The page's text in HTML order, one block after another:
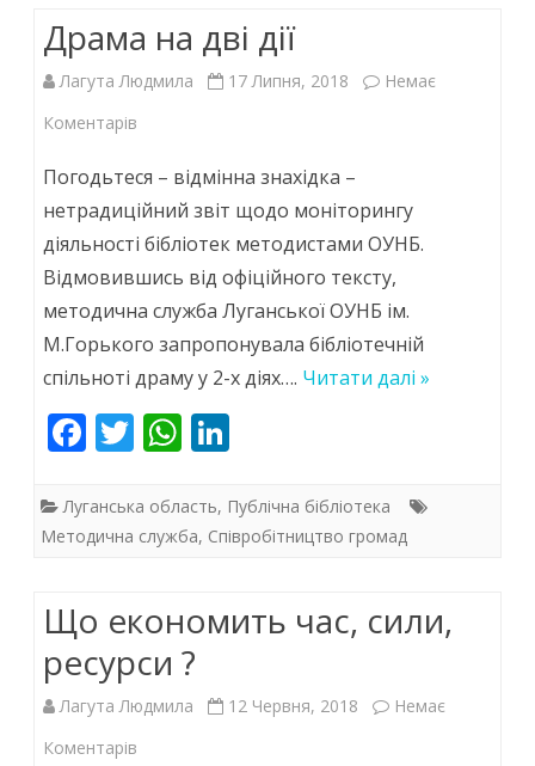
k p
Драма на дві дії
Лагута Людмила 17 Липня, 2018
Немає
Коментарів
на
дві
дії
Погодьтеся – відмінна знахідка –
нетрадиційний звіт щодо моніторингу
діяльності бібліотек методистами ОУНБ.
Відмовившись від офіційного тексту,
методична служба Луганської ОУНБ ім.
М.Горького запропонувала бібліотечній
спільноті драму у 2-х діях…. Читати далі »
F
e
b
o
k
T
itt
er
W
at
s
p
p
k
e
n
Луганська область, Публічна бібліотека
Методична служба, Співробітництво громад
Що економить час, сили,
ресурси ?
Лагута Людмила 12 Червня, 2018
Немає
Коментарів